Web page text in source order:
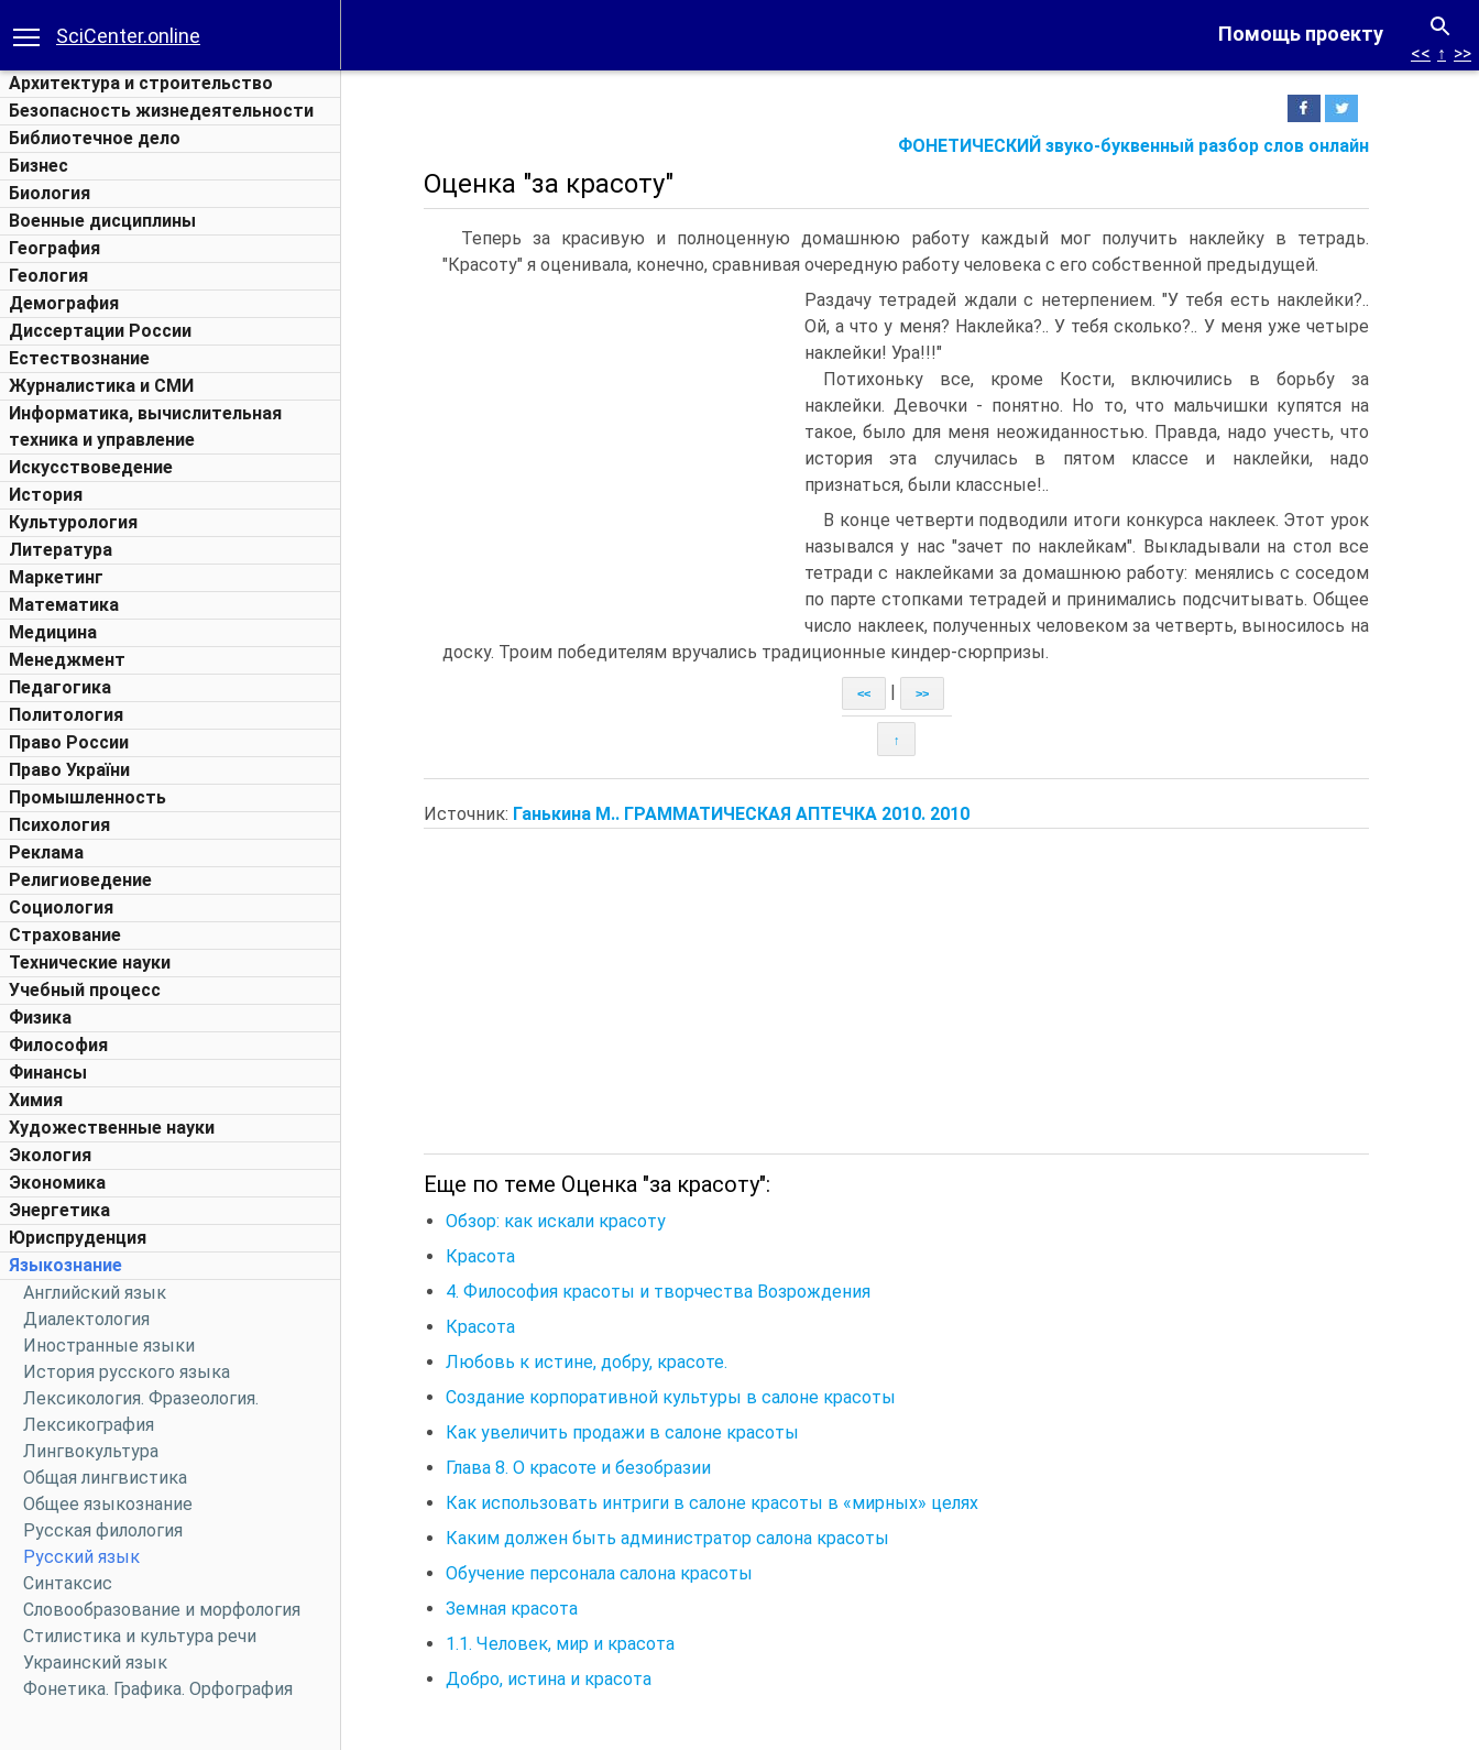
Помощь проекту
SciCenter.online
Архитектура и строительство
Безопасность жизнедеятельности
Библиотечное дело
Бизнес
Биология
Военные дисциплины
География
Геология
Демография
Диссертации России
Естествознание
Журналистика и СМИ
Информатика, вычислительная
техника и управление
Искусствоведение
История
Культурология
Литература
Маркетинг
Математика
Медицина
Менеджмент
Педагогика
Политология
Право России
Право України
Промышленность
Психология
Реклама
Религиоведение
Социология
Страхование
Технические науки
Учебный процесс
Физика
Философия
Финансы
Химия
Художественные науки
Экология
Экономика
Энергетика
Юриспруденция
Языкознание
Английский язык
Диалектология
Иностранные языки
История русского языка
Лексикология. Фразеология.
Лексикография
Лингвокультура
Общая лингвистика
Общее языкознание
Русская филология
Русский язык
Синтаксис
Словообразование и морфология
Стилистика и культура речи
Украинский язык
Фонетика. Графика. Орфография
ФОНЕТИЧЕСКИЙ звуко-буквенный разбор слов онлайн
<< ↑ >>
Оценка "за красоту"
Теперь за красивую и полноценную домашнюю работу каждый мог получить наклейку в тетрадь.
"Красоту" я оценивала, конечно, сравнивая очередную работу человека с его собственной предыдущей.
Раздачу тетрадей ждали с нетерпением. "У тебя есть наклейки?..
Ой, а что у меня? Наклейка?.. У тебя сколько?.. У меня уже четыре
наклейки! Ура!!!"
Потихоньку все, кроме Кости, включились в борьбу за
наклейки. Девочки - понятно. Но то, что мальчишки купятся на
такое, было для меня неожиданностью. Правда, надо учесть, что
история эта случилась в пятом классе и наклейки, надо
признаться, были классные!..
В конце четверти подводили итоги конкурса наклеек. Этот урок
назывался у нас "зачет по наклейкам". Выкладывали на стол все
тетради с наклейками за домашнюю работу: менялись с соседом
по парте стопками тетрадей и принимались подсчитывать. Общее
число наклеек, полученных человеком за четверть, выносилось на
доску. Троим победителям вручались традиционные киндер-сюрпризы.
<< >>
↑
Источник: Ганькина М.. ГРАММАТИЧЕСКАЯ АПТЕЧКА 2010. 2010
Еще по теме Оценка "за красоту":
Обзор: как искали красоту
Красота
4. Философия красоты и творчества Возрождения
Красота
Любовь к истине, добру, красоте.
Создание корпоративной культуры в салоне красоты
Как увеличить продажи в салоне красоты
Глава 8. О красоте и безобразии
Как использовать интриги в салоне красоты в «мирных» целях
Каким должен быть администратор салона красоты
Обучение персонала салона красоты
Земная красота
1.1. Человек, мир и красота
Добро, истина и красота